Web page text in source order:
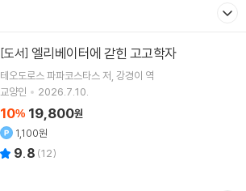
[도서] 엘리베이터에 갇힌 고고학자
테오도로스 파파코스타스 저 강경이 역
교양인
2026.7.10.
10% 19,800원
1,100원
9.8 (12)